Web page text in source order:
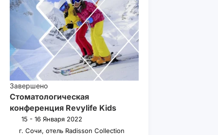
Завершено
Стоматологическая
конференция Revylife Kids
15 - 16 Января 2022
г. Сочи, отель Radisson Collection